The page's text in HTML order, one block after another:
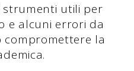
strumenti utili per
e alcuni errori da
compromettere la